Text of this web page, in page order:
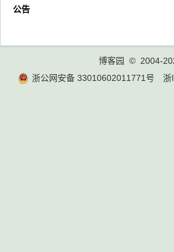
公告
博客园
© 2004-
浙公网安备 33010602011771号
浙